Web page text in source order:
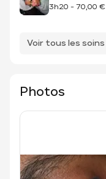
3h20 - 70,00 €
Voir tous les soins
Photos